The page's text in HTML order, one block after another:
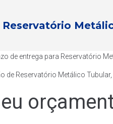
Reservatório
de entrega para Reservatório
de Reservatório Metálico